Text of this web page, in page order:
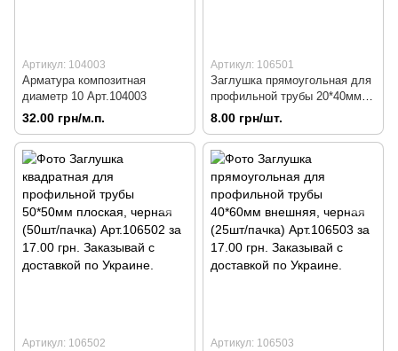
Артикул: 104003
Арматура композитная
диаметр 10 Арт.104003
32.00 грн/м.п.
Артикул: 106501
Заглушка прямоугольная для
профильной трубы 20*40мм
плоская, черная (100/шт/
пачка) Арт.106501
8.00 грн/шт.
Артикул: 106502 Артикул: 106503